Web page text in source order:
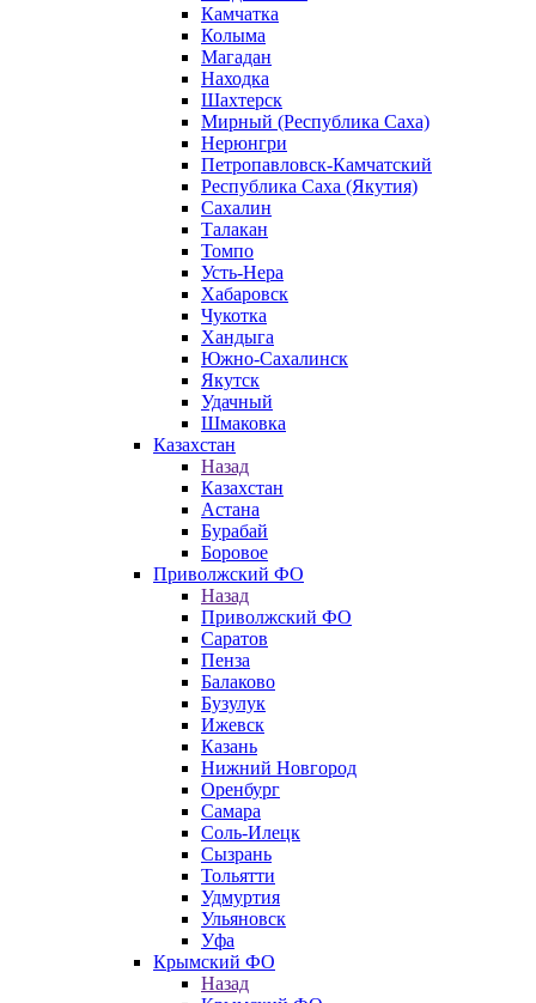
Камчатка
Колыма
Магадан
Находка
Шахтерск
Мирный (Республика Саха)
Нерюнгри
Петропавловск-Камчатский
Республика Саха (Якутия)
Сахалин
Талакан
Томпо
Усть-Нера
Хабаровск
Чукотка
Хандыга
Южно-Сахалинск
Якутск
Удачный
Шмаковка
Казахстан
Назад
Казахстан
Астана
Бурабай
Боровое
Приволжский ФО
Назад
Приволжский ФО
Саратов
Пенза
Балаково
Бузулук
Ижевск
Казань
Нижний Новгород
Оренбург
Самара
Соль-Илецк
Сызрань
Тольятти
Удмуртия
Ульяновск
Уфа
Крымский ФО
Назад